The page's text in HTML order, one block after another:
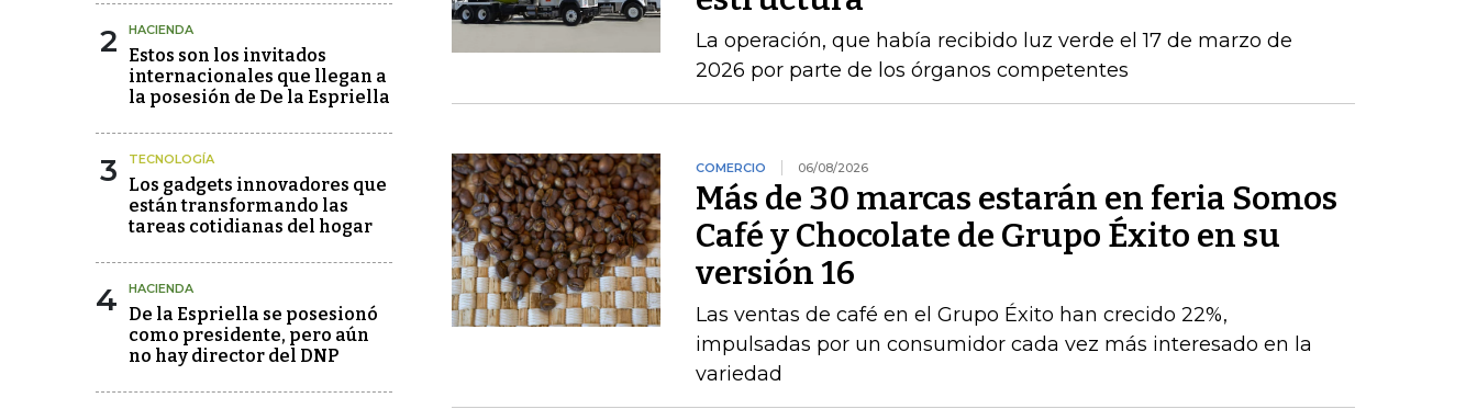
2 HACIENDA
Estos son los invitados
internacionales que llegan a
la posesión de De la Espriella
3 TECNOLOGÍA
Los gadgets innovadores que
están transformando las
tareas cotidianas del hogar
4 HACIENDA
De la Espriella se posesionó
como presidente, pero aún
no hay director del DNP
La operación, que había recibido luz verde el 17 de marzo de
2026 por parte de los órganos competentes
COMERCIO 06/08/2026
Más de 30 marcas estarán en feria Somos
Café y Chocolate de Grupo Éxito en su
versión 16
Las ventas de café en el Grupo Éxito han crecido 22%,
impulsadas por un consumidor cada vez más interesado en la
variedad